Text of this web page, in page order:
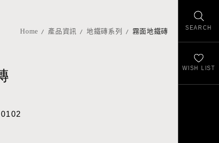
SEARCH
WISH LIST
Home 產品資訊 地鐵磚系列 霧面地鐵磚